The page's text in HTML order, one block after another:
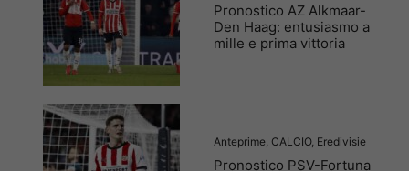
Pronostico AZ Alkmaar-
Den Haag: entusiasmo a
mille e prima vittoria
Anteprime CALCIO, Eredivisie
Pronostico PSV-Fortuna